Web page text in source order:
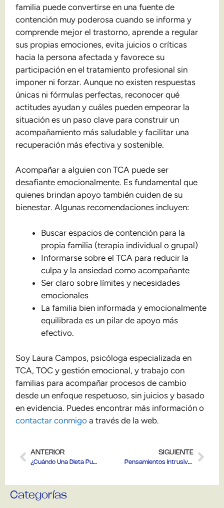
Categorías
familia puede convertirse en una fuente de
contención muy poderosa cuando se informa y
comprende mejor el trastorno, aprende a regular
sus propias emociones, evita juicios o críticas
hacia la persona afectada y favorece su
participación en el tratamiento profesional sin
imponer ni forzar. Aunque no existen respuestas
únicas ni fórmulas perfectas, reconocer qué
actitudes ayudan y cuáles pueden empeorar la
situación es un paso clave para construir un
acompañamiento más saludable y facilitar una
recuperación más efectiva y sostenible.
Acompañar a alguien con TCA puede ser
desafiante emocionalmente. Es fundamental que
quienes brindan apoyo también cuiden de su
bienestar. Algunas recomendaciones incluyen:
Buscar espacios de contención para la
propia familia (terapia individual o grupal)
Informarse sobre el TCA para reducir la
culpa y la ansiedad como acompañante
Ser claro sobre límites y necesidades
emocionales
La familia bien informada y emocionalmente
equilibrada es un pilar de apoyo más
efectivo.
Soy Laura Campos, psicóloga especializada en
TCA, TOC y gestión emocional, y trabajo con
familias para acompañar procesos de cambio
desde un enfoque respetuoso, sin juicios y basado
en evidencia. Puedes encontrar más información o
contactar conmigo a través de la web.
ANTERIOR
¿Cuándo Una Dieta Puede Convertirse En Un TCA?
SIGUIENTE
Pensamientos Intrusivos En La Ansiedad: Por Qué Aparecen Y Cómo Manejarlos